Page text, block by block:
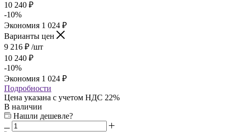
10 240 ₽
-10%
Экономия 1 024 ₽
Варианты цен
9 216 ₽ /шт
10 240 ₽
-10%
Экономия 1 024 ₽
Подробности
Цена указана с учетом НДС 22%
В наличии
Нашли дешевле?